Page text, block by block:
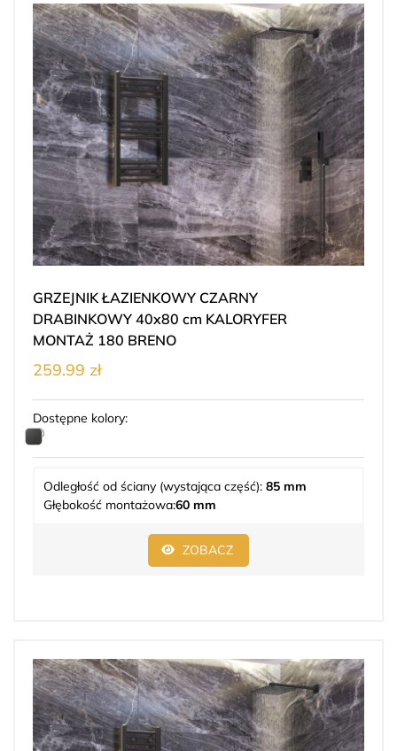
GRZEJNIK ŁAZIENKOWY CZARNY
DRABINKOWY 40x80 cm KALORYFER
MONTAŻ 180 BRENO
259.99 zł
Dostępne kolory:
Odległość od ściany (wystająca część): 85 mm
Głębokość montażowa:60 mm
ZOBACZ